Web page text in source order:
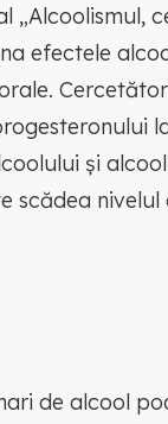
efectele
și
scădea
de alcool